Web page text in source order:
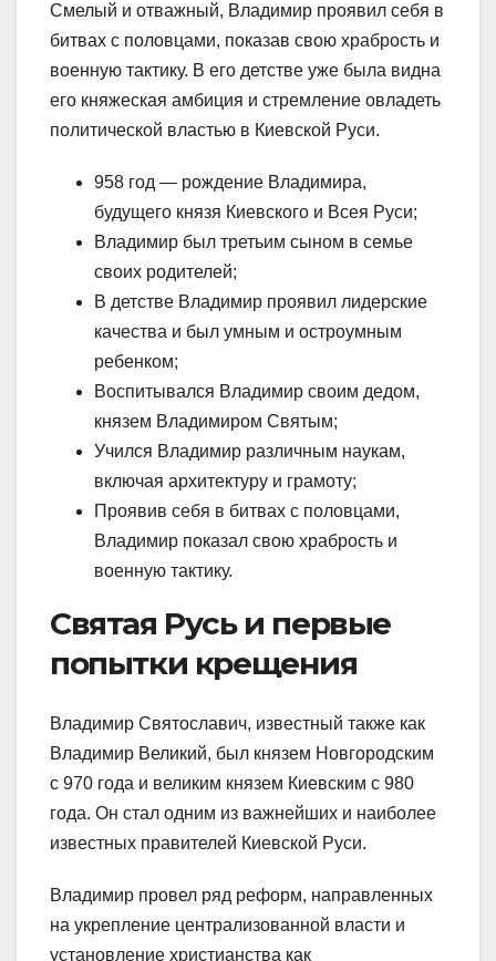
Смелый и отважный, Владимир проявил себя в
битвах с половцами, показав свою храбрость и
военную тактику. В его детстве уже была видна
его княжеская амбиция и стремление овладеть
политической властью в Киевской Руси.
958 год — рождение Владимира,
будущего князя Киевского и Всея Руси;
Владимир был третьим сыном в семье
своих родителей;
В детстве Владимир проявил лидерские
качества и был умным и остроумным
ребенком;
Воспитывался Владимир своим дедом,
князем Владимиром Святым;
Учился Владимир различным наукам,
включая архитектуру и грамоту;
Проявив себя в битвах с половцами,
Владимир показал свою храбрость и
военную тактику.
Святая Русь и первые
попытки крещения
Владимир Святославич, известный также как
Владимир Великий, был князем Новгородским
с 970 года и великим князем Киевским с 980
года. Он стал одним из важнейших и наиболее
известных правителей Киевской Руси.
Владимир провел ряд реформ, направленных
на укрепление централизованной власти и
установление христианства как